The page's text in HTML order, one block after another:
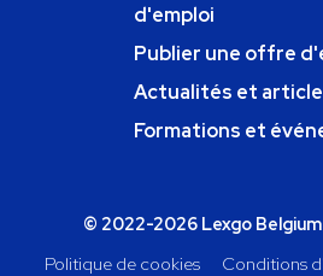
d'emploi
Publier une offre
Actualités et
Formations et
© 2022-2026 Lexgo
Politique de cookies
Conditions